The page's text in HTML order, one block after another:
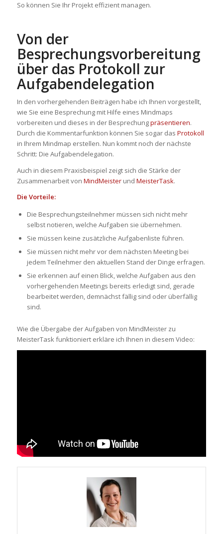
So können Sie Ihr Projekt effizient managen.
Von der
Besprechungsvorbereitung
über das Protokoll zur
Aufgabendelegation
In den vorhergehenden Beiträgen habe ich Ihnen vorgestellt,
wie Sie eine Besprechung mit Hilfe eines Mindmaps
vorbereiten und dieses in der Besprechungpräsentieren.
Durch die Kommentarfunktion können Sie sogar das Protokoll
in Ihrem Mindmap erstellen. Nun kommt noch der nächste
Schritt: Die Aufgabendelegation.
Auch in diesem Praxisbeispiel zeigt sich die Stärke der
Zusammenarbeit von MindMeisterund MeisterTask.
Die Vorteile:
Die Besprechungsteilnehmer müssen sich nicht mehr
selbst notieren, welche Aufgaben sie übernehmen.
Sie müssen keine zusätzliche Aufgabenliste führen.
Sie müssen nicht mehr vor dem nächsten Meeting bei
jedem Teilnehmer den aktuellen Stand der Dinge erfragen.
Sie erkennen auf einen Blick, welche Aufgaben aus den
vorhergehenden Meetings bereits erledigt sind, gerade
bearbeitet werden, demnächst fällig sind oder überfällig
sind.
Wie die Übergabe der Aufgaben von MindMeister zu
MeisterTask funktioniert erkläre ich Ihnen in diesem Video: